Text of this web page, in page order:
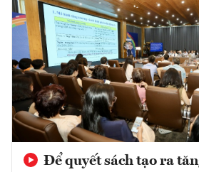
Để quyết sách tạo ra